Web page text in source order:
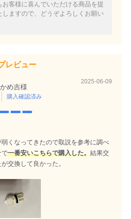
お客様に喜んでいただける商品を提
ますので、どうぞよろしくお願い
レビュー
かめ吉様
購入確認済み
2025-06-09
くなってきたので取説を参考に調べ
で一番安いこちらで購入した。結果交
交換して良かった。